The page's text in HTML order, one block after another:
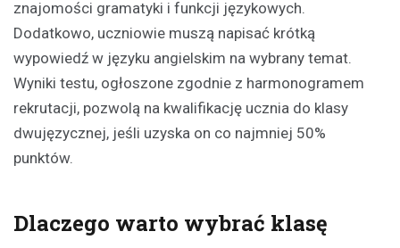
znajomości gramatyki i funkcji językowych.
Dodatkowo, uczniowie muszą napisać krótką
wypowiedź w języku angielskim na wybrany temat.
Wyniki testu, ogłoszone zgodnie z harmonogramem
rekrutacji, pozwolą na kwalifikację ucznia do klasy
dwujęzycznej, jeśli uzyska on co najmniej 50%
punktów.
Dlaczego warto wybrać klasę